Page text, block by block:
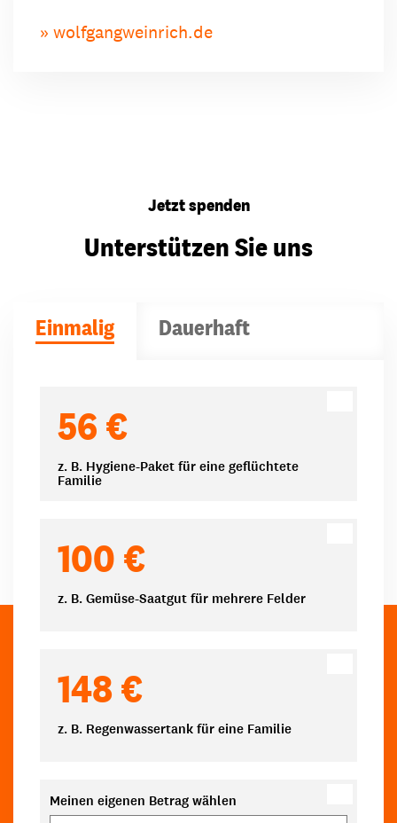
wolfgangweinrich.de
Jetzt spenden
Unterstützen Sie uns
Einmalig Dauerhaft
56 €
z. B. Hygiene-Paket für eine geflüchtete
Familie
100 €
z. B. Gemüse-Saatgut für mehrere Felder
148 €
z. B. Regenwassertank für eine Familie
Meinen eigenen Betrag wählen